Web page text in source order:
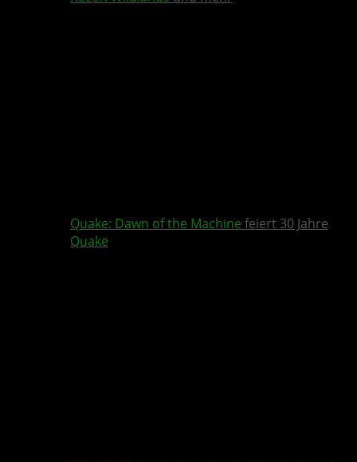
Quake: Dawn of the Machine feiert 30 Jahre
Quake